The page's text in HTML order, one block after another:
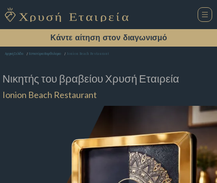
Κάντε αίτηση στον διαγωνισμό
Αρχική Σελίδα Εστιατόριο Βαρθολομιο Ionion Beach Restaurant
Νικητής του βραβείου Χρυσή Εταιρεία
Ionion Beach Restaurant